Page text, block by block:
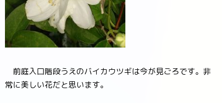
前庭入口階段うえのバイカウツギは今が見ごろです。非
常に美しい花だと思います。